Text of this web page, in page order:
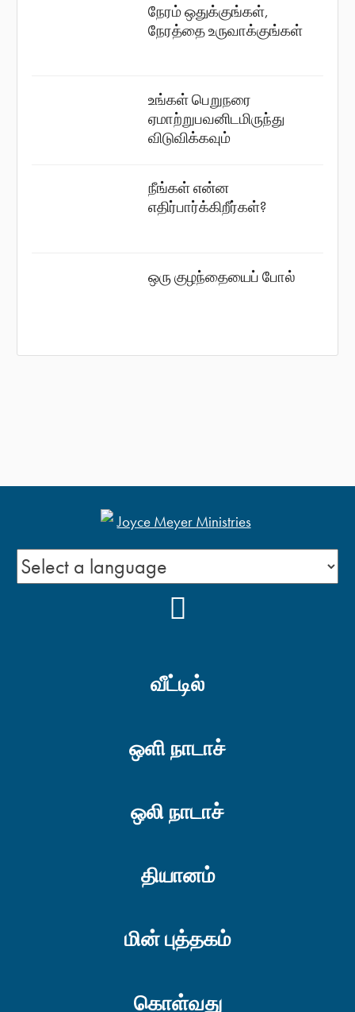
நேரம் ஒதுக்குங்கள்,
நேரத்தை உருவாக்குங்கள்
உங்கள் பெறுநரை
ஏமாற்றுபவனிடமிருந்து
விடுவிக்கவும்
நீங்கள் என்ன
எதிர்பார்க்கிறீர்கள்?
ஒரு குழந்தையைப் போல்
வீட்டில்
ஒளி நாடாச்
ஒலி நாடாச்
தியானம்
மின் புத்தகம்
கொள்வது